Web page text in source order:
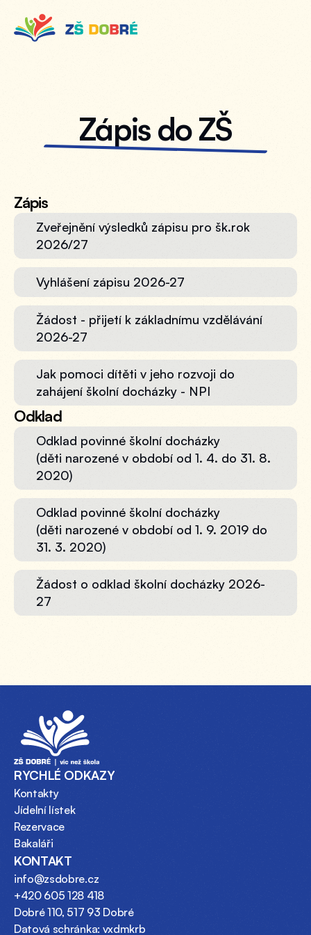
Zápis do ZŠ
Zápis
Zveřejnění výsledků zápisu pro šk.rok
2026/27
Vyhlášení zápisu 2026-27
Žádost - přijetí k základnímu vzdělávání
2026-27
Jak pomoci dítěti v jeho rozvoji do
zahájení školní docházky - NPI
Odklad
Odklad povinné školní docházky
(děti narozené v období od 1. 4. do 31. 8.
2020)
Odklad povinné školní docházky
(děti narozené v období od 1. 9. 2019 do
31. 3. 2020)
Žádost o odklad školní docházky 2026-
27
RYCHLÉ ODKAZY
Kontakty
Jídelní lístek
Rezervace
Bakaláři
KONTAKT
info@zsdobre.cz
+420 605 128 418
Dobré 110, 517 93 Dobré
Datová schránka: vxdmkrb